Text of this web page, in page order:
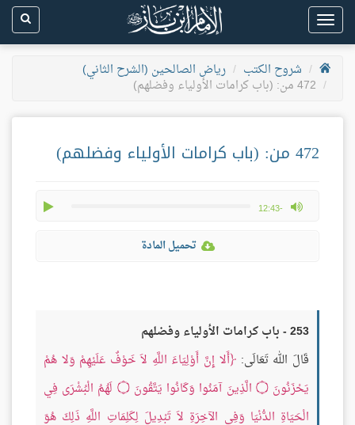
Toggle
navigation
شروح الكتب
رياض الصالحين (الشرح الثاني)
472 من: (باب كرامات الأولياء وفضلهم)
472 من: (باب كرامات الأولياء وفضلهم)
-12:43
max volume
تحميل المادة
253 - باب كرامات الأولياء وفضلهم
قَالَ الله تَعَالَى: أَلا إِنَّ أَوْلِيَاءَ اللَّهِ لاَ خَوْفٌ عَلَيْهِمْ وَلا هُمْ
يَحْزَنُونَ۝ الَّذِينَ آمَنُوا وَكَانُوا يَتَّقُونَ۝ لَهُمُ الْبُشْرَى فِي
الْحَيَاةِ الدُّنْيَا وَفِي الآخِرَةِ لاَ تَبْدِيلَ لِكَلِمَاتِ اللَّهِ ذَلِكَ هُوَ